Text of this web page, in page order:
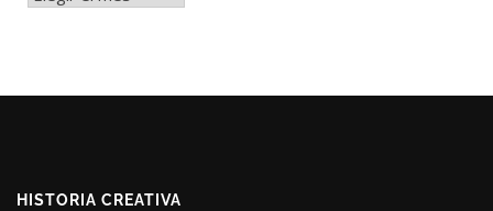
HISTORIA CREATIVA